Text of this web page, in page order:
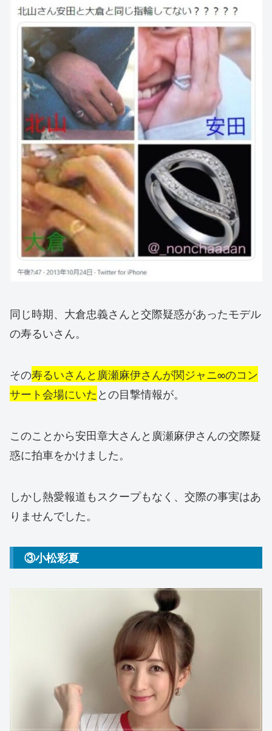
同じ時期、大倉忠義さんと交際疑惑があったモデル
の寿るいさん。
その寿るいさんと廣瀬麻伊さんが関ジャニ∞のコン
サート会場にいたとの目撃情報が。
このことから安田章大さんと廣瀬麻伊さんの交際疑
惑に拍車をかけました。
しかし熱愛報道もスクープもなく、交際の事実はあ
りませんでした。
③小松彩夏